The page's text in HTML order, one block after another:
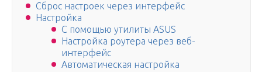
Сброс настроек через интерфейс
Настройка
С помощью утилиты ASUS
Настройка роутера через веб-
интерфейс
Автоматическая настройка